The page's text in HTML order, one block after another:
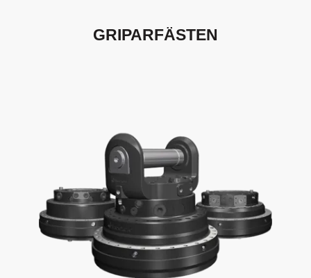
GRIPARFÄSTEN